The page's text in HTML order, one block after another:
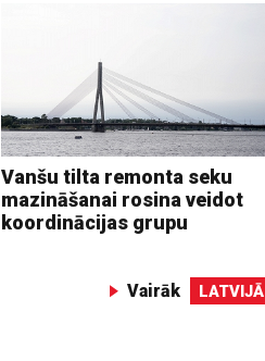
Vanšu tilta remonta seku
mazināšanai rosina veidot
koordinācijas grupu
Vairāk LATVIJĀ